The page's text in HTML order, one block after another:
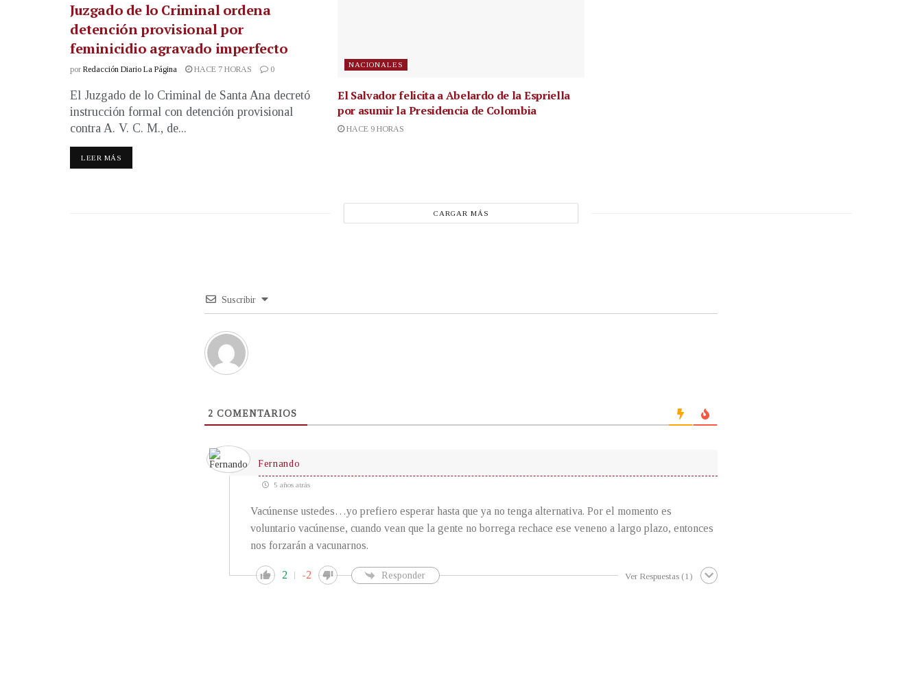
Juzgado de lo Criminal ordena
detención provisional por
feminicidio agravado imperfecto
por Redacción Diario La Página HACE 7 HORAS 0
El Juzgado de lo Criminal de Santa Ana decretó
instrucción formal con detención provisional
contra A. V. C. M., de...
LEER MÁS
NACIONALES
El Salvador felicita a Abelardo de la Espriella
por asumir la Presidencia de Colombia
HACE 9 HORAS
CARGAR MÁS
Suscribir
2 COMENTARIOS
Fernando
5 años atrás
Vacúnense ustedes…yo prefiero esperar hasta que ya no tenga alternativa. Por el momento es
voluntario vacúnense, cuando vean que la gente no borrega rechace ese veneno a largo plazo, entonces
nos forzarán a vacunarnos.
2 -2 Responder Ver Respuestas (1)